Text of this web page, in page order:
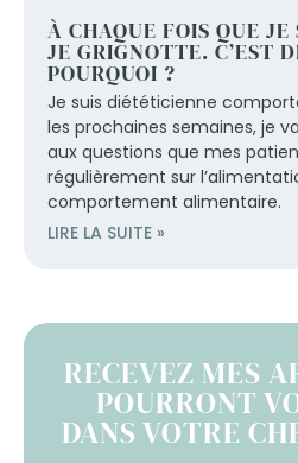
À CHAQUE FOIS QUE JE
JE GRIGNOTTE. C’EST
POURQUOI ?
Je suis diététicienne
les prochaines semaines, je
aux questions que mes
régulièrement sur
comportement alimentaire.
LIRE LA SUITE »
RECEVEZ MES
POURRONT
DANS VOTRE